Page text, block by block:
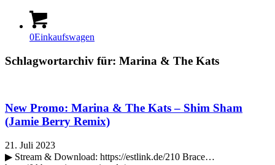
0Einkaufswagen
Schlagwortarchiv für: Marina & The Kats
New Promo: Marina & The Kats – Shim Sham
(Jamie Berry Remix)
21. Juli 2023
▶ Stream & Download: https://estlink.de/210 Brace…